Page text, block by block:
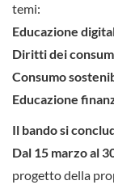
temi:
Educazione
Diritti dei
Consumo
Educazione
Il bando si
Dal 15 marzo al
progetto della